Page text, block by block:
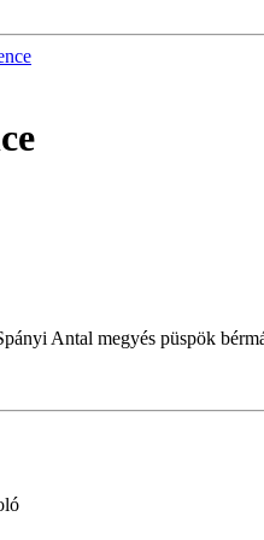
Antal megyés püspök